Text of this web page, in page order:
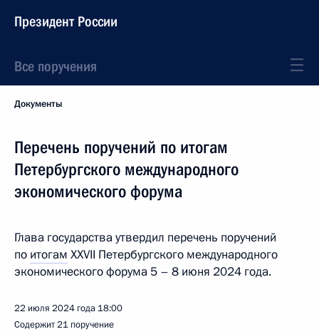
Президент России
Все поручения
Документы
Перечень поручений по итогам
Петербургского международного
экономического форума
Глава государства утвердил перечень поручений
по итогам XXVII Петербургского международного
экономического форума 5 – 8 июня 2024 года.
22 июля 2024 года 18:00
Содержит 21 поручение